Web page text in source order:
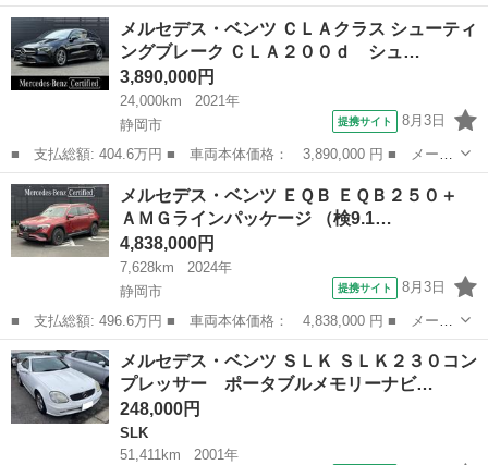
カー名： メルセデス・ベンツ ■ 車種名： Ｓクラス ■ グレード
名： Ｓ５００ ４マチック ＡＭＧラインパッケージ レザーエク
スクル...
静岡 浜松市 Sクラス
メルセデス・ベンツ ＣＬＡクラス シューティ
ングブレーク ＣＬＡ２００ｄ シュ…
3,890,000円
24,000km
2021年
静岡市
提携サイト 8月3日
■ 支払総額: 404.6万円 ■ 車両本体価格： 3,890,000 円 ■ メーカ
ー名： メルセデス・ベンツ ■ 車種名： ＣＬＡクラス シューティ
ングブレーク ■ グレード名： ＣＬＡ２００ｄ シューティングブ
レーク...
静岡 静岡市 ベンツ（メルセデス）
メルセデス・ベンツ ＥＱＢ ＥＱＢ２５０＋
ＡＭＧラインパッケージ （検9.1…
4,838,000円
7,628km
2024年
静岡市
提携サイト 8月3日
■ 支払総額: 496.6万円 ■ 車両本体価格： 4,838,000 円 ■ メーカ
ー名： メルセデス・ベンツ ■ 車種名： ＥＱＢ ■ グレード
名： ＥＱＢ２５０＋ ＡＭＧラインパッケージ ■ 排気量： EV
■ ドア...
静岡 静岡市 ベンツ（メルセデス）
メルセデス・ベンツ ＳＬＫ ＳＬＫ２３０コン
プレッサー ポータブルメモリーナビ…
248,000円
SLK
51,411km
2001年